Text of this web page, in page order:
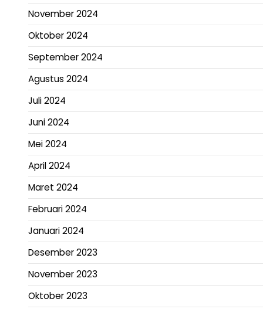
November 2024
Oktober 2024
September 2024
Agustus 2024
Juli 2024
Juni 2024
Mei 2024
April 2024
Maret 2024
Februari 2024
Januari 2024
Desember 2023
November 2023
Oktober 2023